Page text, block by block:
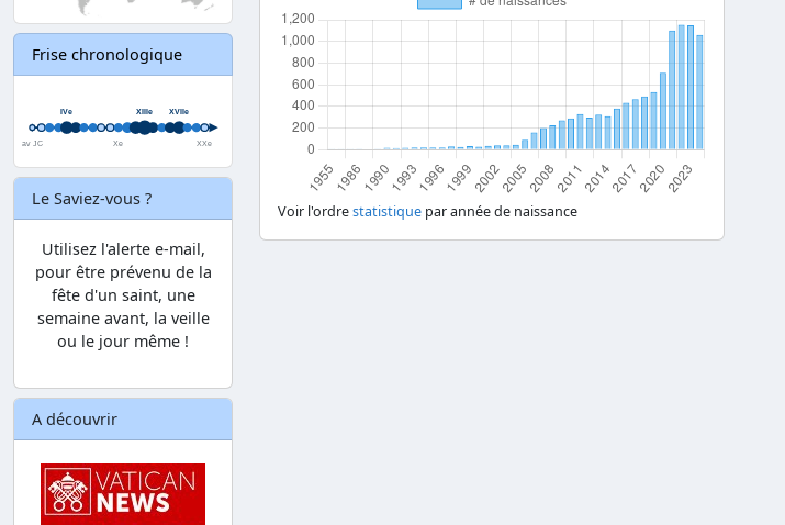
Frise chronologique
Le Saviez-vous ?
Utilisez l'alerte e-mail,
pour être prévenu de la
fête d'un saint, une
semaine avant, la veille
ou le jour même !
A découvrir
Voir l'ordrestatistique par année de naissance